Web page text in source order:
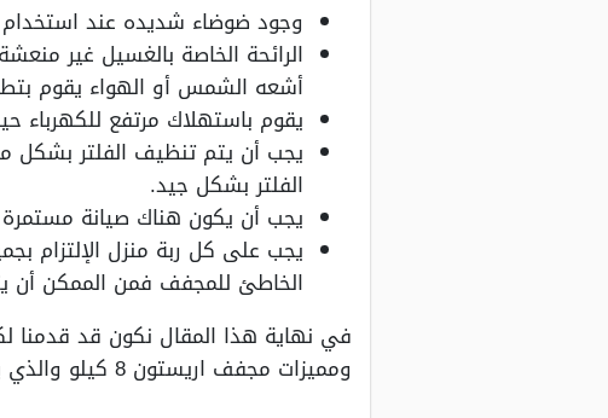
وجود ضوضاء شديده عند
الرائحة الخاصة بالغسيل غير
أشعه الشمس أو الهواء يقوم
يقوم باستهلاك مرتفع للكهرباء
يجب أن يتم تنظيف الفلتر
الفلتر بشكل جيد.
يجب أن يكون هناك صيانة
يجب على كل ربة منزل الإلتزام
الخاطئ للمجفف فمن الممكن
في نهاية هذا المقال نكون قد
ومميزات مجفف اريستون 8 كيلو والذي يمكن اقتنائه بكل سهولة والحصول علي كافة مميزاته الرائعة التي لا غنى عنها.